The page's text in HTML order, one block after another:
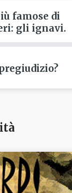
famose di
gli ignavi.